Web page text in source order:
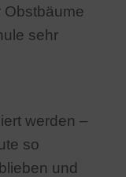
Obstbäume
sehr
werden –
so
und